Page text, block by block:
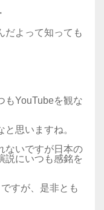
だよって知っても
もYouTubeを観な
思いますね。
ないですが日本の
説にいつも感銘を
すが、是非とも